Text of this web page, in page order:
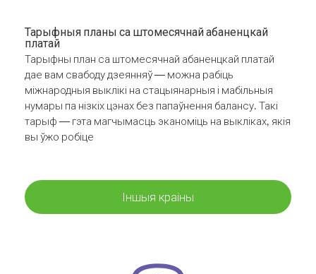
Тарыфныя планы са штомесячнай абаненцкай
платай
Тарыфны план са штомесячнай абаненцкай платай
дае вам свабоду дзеянняў — можна рабіць
міжнародныя выклікі на стацыянарныя і мабільныя
нумары па нізкіх цэнах без папаўнення балансу. Такі
тарыф — гэта магчымасць эканоміць на выкліках, якія
вы ўжо робіце
Іншыя краіны